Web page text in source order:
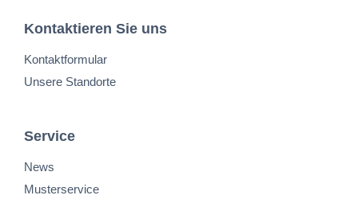
Kontaktieren Sie uns
Kontaktformular
Unsere Standorte
Service
News
Musterservice